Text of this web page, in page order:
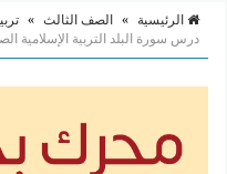
الرئيسية » الصف الثالث »
درس سورة البلد التربية الإسلامية